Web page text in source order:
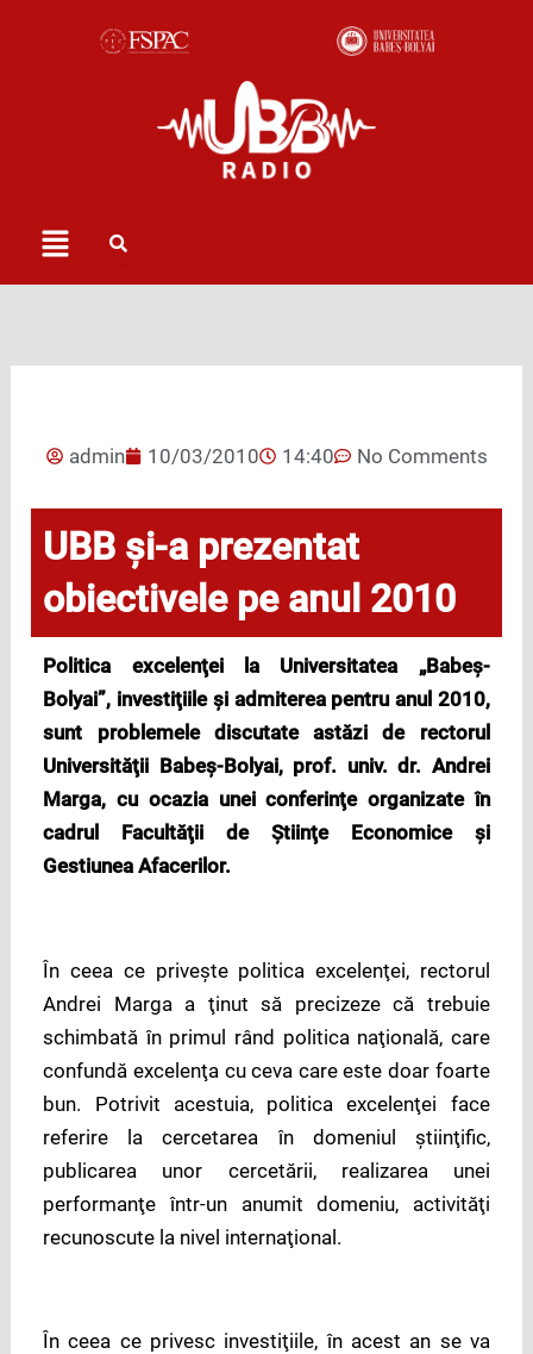
Menu
admin 10/03/2010 14:40 No Comments
UBB şi-a prezentat
obiectivele pe anul 2010
Politica excelenţei la Universitatea „Babeş-
Bolyai”, investiţiile şi admiterea pentru anul 2010,
sunt problemele discutate astăzi de rectorul
Universităţii Babeş-Bolyai, prof. univ. dr. Andrei
Marga, cu ocazia unei conferinţe organizate în
cadrul Facultăţii de Ştiinţe Economice şi
Gestiunea Afacerilor.
În ceea ce priveşte politica excelenţei, rectorul
Andrei Marga a ţinut să precizeze că trebuie
schimbată în primul rând politica naţională, care
confundă excelenţa cu ceva care este doar foarte
bun. Potrivit acestuia, politica excelenţei face
referire la cercetarea în domeniul ştiinţific,
publicarea unor cercetării, realizarea unei
performanţe într-un anumit domeniu, activităţi
recunoscute la nivel internaţional.
În ceea ce privesc investiţiile, în acest an se va